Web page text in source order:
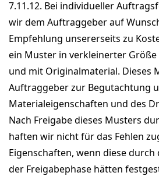
7.11.12. Bei individueller
wir dem Auftraggeber auf
Empfehlung unsererseits zu
ein Muster in verkleinerter
und mit Originalmaterial. Dieses
Auftraggeber zur Begutachtung
Materialeigenschaften und des
Nach Freigabe dieses Musters
haften wir nicht für das Fehlen
Eigenschaften, wenn diese
der Freigabephase hätten